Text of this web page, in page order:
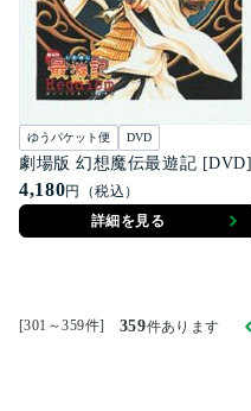
ゆうパケット便 DVD
劇場版 幻想魔伝最遊記 [DVD]
4,180円（税込）
詳細を見る
[301～359件] 359件あります